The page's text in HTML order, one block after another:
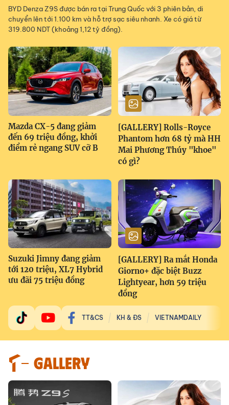
BYD Denza Z9S được bán ra tại Trung Quốc với 3 phiên bản, di
chuyển lên tới 1.100 km và hỗ trợ sạc siêu nhanh. Xe có giá từ
319.800 NDT (khoảng 1,12 tỷ đồng).
Mazda CX-5 đang giảm
đến 69 triệu đồng, khởi
điểm rẻ ngang SUV cỡ B
[GALLERY] Rolls-Royce
Phantom hơn 68 tỷ mà HH
Mai Phương Thúy "khoe"
có gì?
Suzuki Jimny đang giảm
tới 120 triệu, XL7 Hybrid
ưu đãi 75 triệu đồng
[GALLERY] Ra mắt Honda
Giorno+ đặc biệt Buzz
Lightyear, hơn 59 triệu
đồng
TT&CS KH & ĐS VIETNAMDAILY
GALLERY